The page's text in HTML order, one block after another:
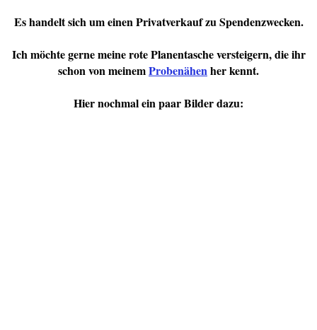
Es handelt sich um einen Privatverkauf zu Spendenzwecken.
Ich möchte gerne meine rote Planentasche versteigern, die ihr
schon von meinemProbenähenher kennt.
Hier nochmal ein paar Bilder dazu: